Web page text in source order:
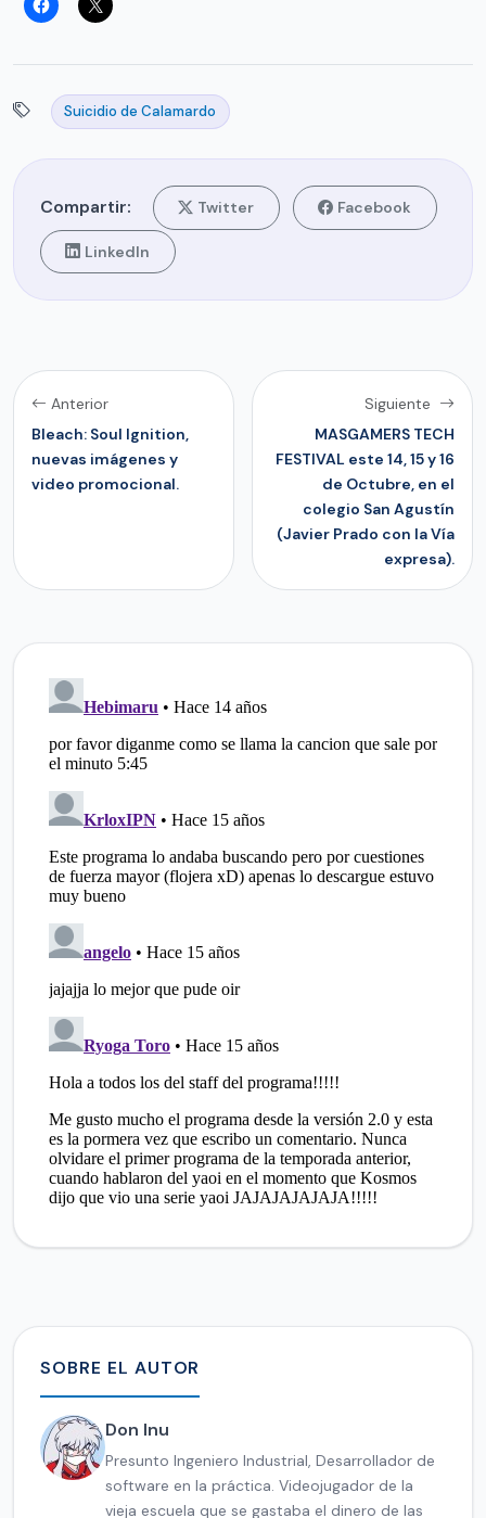
Suicidio de Calamardo
Compartir: Twitter Facebook
LinkedIn
Anterior
Bleach: Soul Ignition,
nuevas imágenes y
video promocional.
Siguiente
MASGAMERS TECH
FESTIVAL este 14, 15 y 16
de Octubre, en el
colegio San Agustín
(Javier Prado con la Vía
expresa).
SOBRE EL AUTOR
Don Inu
Presunto Ingeniero Industrial, Desarrollador de
software en la práctica. Videojugador de la
vieja escuela que se gastaba el dinero de las